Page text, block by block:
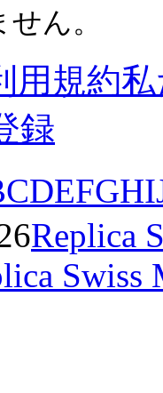
ん。
用規約
録
CDEFGHI
Replica
Swiss